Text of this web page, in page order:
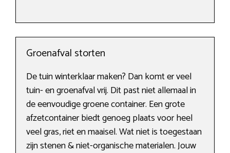
Groenafval storten
De tuin winterklaar maken? Dan komt er veel
tuin- en groenafval vrij. Dit past niet allemaal in
de eenvoudige groene container. Een grote
afzetcontainer biedt genoeg plaats voor heel
veel gras, riet en maaisel. Wat niet is toegestaan
zijn stenen & niet-organische materialen. Jouw